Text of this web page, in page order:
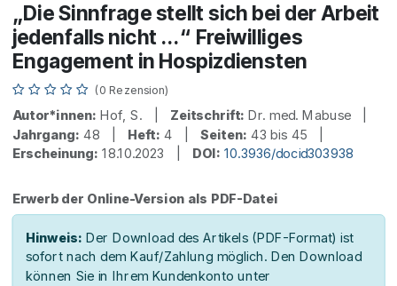
„Die Sinnfrage stellt sich bei der Arbeit
jedenfalls nicht ...“ Freiwilliges
Engagement in Hospizdiensten
(0 Rezension)
Autor*innen: Hof, S. | Zeitschrift: Dr. med. Mabuse |
Jahrgang: 48 | Heft: 4 | Seiten: 43 bis 45 |
Erscheinung: 18.10.2023 | DOI: 10.3936/docid303938
Erwerb der Online-Version als PDF-Datei
Hinweis: Der Download des Artikels (PDF-Format) ist
sofort nach dem Kauf/Zahlung möglich. Den Download
können Sie in Ihrem Kundenkonto unter